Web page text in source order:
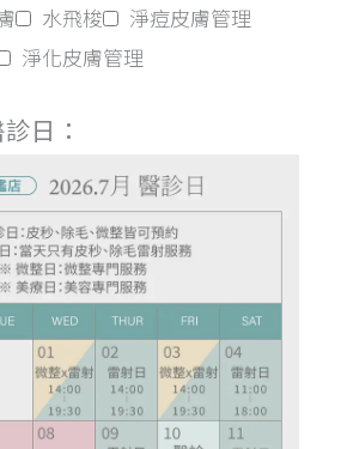
水飛梭
淨痘皮膚管理
淨化皮膚管理
日：